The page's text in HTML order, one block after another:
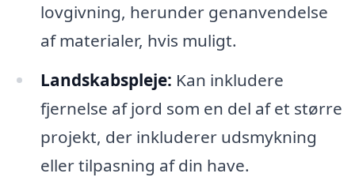
lovgivning, herunder genanvendelse
af materialer, hvis muligt.
Landskabspleje: Kan inkludere
fjernelse af jord som en del af et større
projekt, der inkluderer udsmykning
eller tilpasning af din have.